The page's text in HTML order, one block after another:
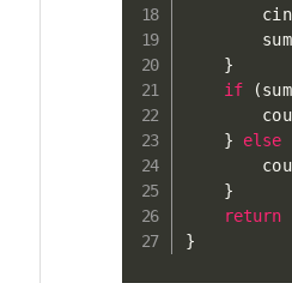
        cin
        sum
}
if
(sum
}
else
}
return
}